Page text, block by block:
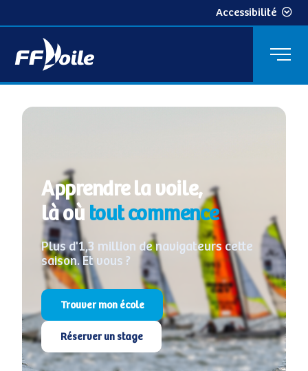
Accessibilité
Apprendre la voile,
là où tout commence
Plus d'1,3 million de navigateurs cette
saison. Et vous ?
Trouver mon école
Réserver un stage